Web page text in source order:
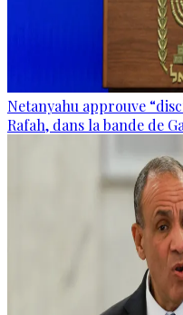
Netanyahu approuve
Rafah, dans la bande de